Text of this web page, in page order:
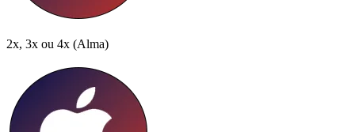
2x, 3x ou 4x (Alma)